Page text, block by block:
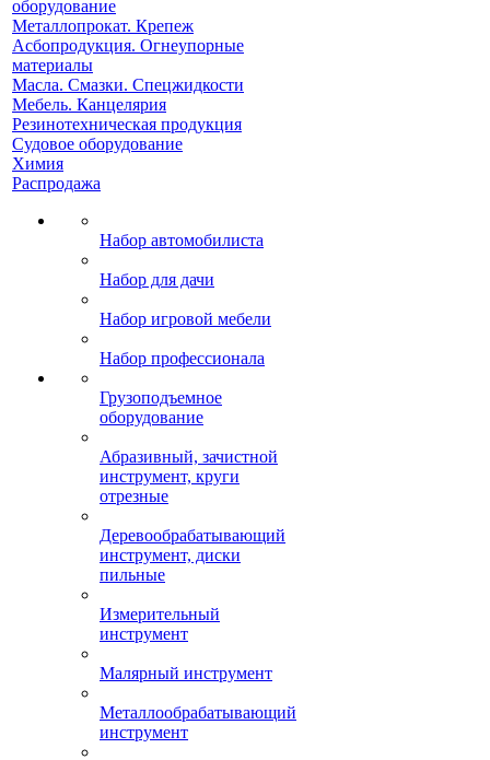
оборудование
Металлопрокат. Крепеж
Асбопродукция. Огнеупорные
материалы
Масла. Смазки. Спецжидкости
Мебель. Канцелярия
Резинотехническая продукция
Судовое оборудование
Химия
Распродажа
Набор автомобилиста
Набор для дачи
Набор игровой мебели
Набор профессионала
Грузоподъемное
оборудование
Абразивный, зачистной
инструмент, круги
отрезные
Деревообрабатывающий
инструмент, диски
пильные
Измерительный
инструмент
Малярный инструмент
Металлообрабатывающий
инструмент